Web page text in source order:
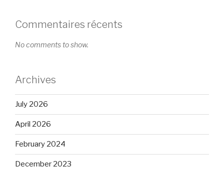
Commentaires récents
No comments to show.
Archives
July 2026
April 2026
February 2024
December 2023